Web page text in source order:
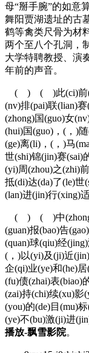
母“掰手腕”的如
舞阳贾湖遗址的古
鹤等禽类尺骨为材
两个至八个孔洞，
大学特聘教授、演
年前的声音。
( ) ( )此(ci)前
(nv)排(pai)联(lian)
(zhong)国(guo)女
(hui)国(guo)，(，)
(ge)离(li)，(，)马
世(shi)锦(jin)赛(sai)
(yi)周(zhou)之(zhi)
抵(di)达(da)了(le)世
(lan)进(jin)行(xing)
( ) ( )中(zhong)
(guan)报(bao)告
(quan)球(qiu)经
(，)以(yi)及(ji)近
企(qi)业(ye)和(he)
(fu)债(zhai)表(biao)
(zai)持(chi)续(xu)影
(you)的(de)目(mu)
(ye)不(bu)激(ji)进
播放-飘雪影院。